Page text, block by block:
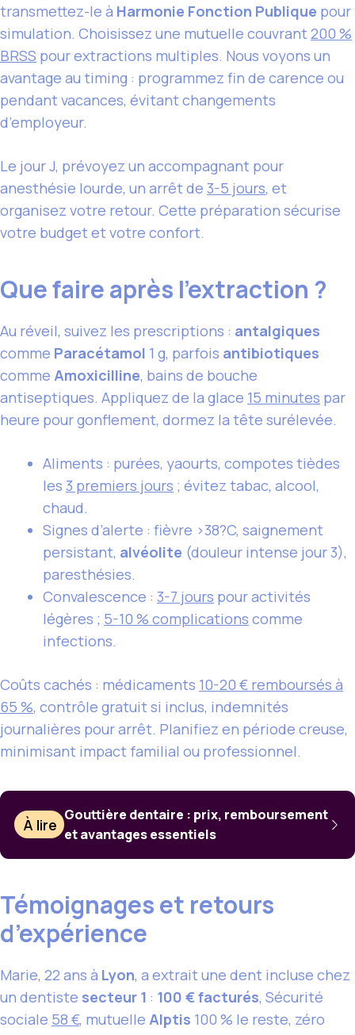
transmettez-le à Harmonie Fonction Publique pour
simulation. Choisissez une mutuelle couvrant200 %
BRSS pour extractions multiples. Nous voyons un
avantage au timing : programmez fin de carence ou
pendant vacances, évitant changements
d’employeur.
Le jour J, prévoyez un accompagnant pour
anesthésie lourde, un arrêt de 3-5 jours, et
organisez votre retour. Cette préparation sécurise
votre budget et votre confort.
Que faire après l’extraction ?
Au réveil, suivez les prescriptions : antalgiques
comme Paracétamol 1 g, parfois antibiotiques
comme Amoxicilline, bains de bouche
antiseptiques. Appliquez de la glace 15 minutes par
heure pour gonflement, dormez la tête surélevée.
Aliments : purées, yaourts, compotes tièdes
les 3 premiers jours ; évitez tabac, alcool,
chaud.
Signes d’alerte : fièvre >38?C, saignement
persistant, alvéolite (douleur intense jour 3),
paresthésies.
Convalescence : 3-7 jours pour activités
légères ; 5-10 % complications comme
infections.
Coûts cachés : médicaments 10-20 € remboursés à
65 %, contrôle gratuit si inclus, indemnités
journalières pour arrêt. Planifiez en période creuse,
minimisant impact familial ou professionnel.
À lire
Gouttière dentaire : prix, remboursement
et avantages essentiels
Témoignages et retours
d’expérience
Marie, 22 ans à Lyon, a extrait une dent incluse chez
un dentiste secteur 1 : 100 € facturés, Sécurité
sociale 58 €, mutuelle Alptis 100 % le reste, zéro